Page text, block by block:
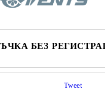
БЕЗ
ПОПЪЛНЕТЕ 4 ПОЛЕТА
Tweet